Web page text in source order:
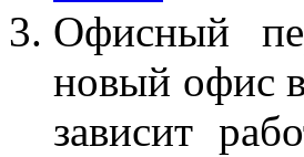
Офисный
новый офис
зависит